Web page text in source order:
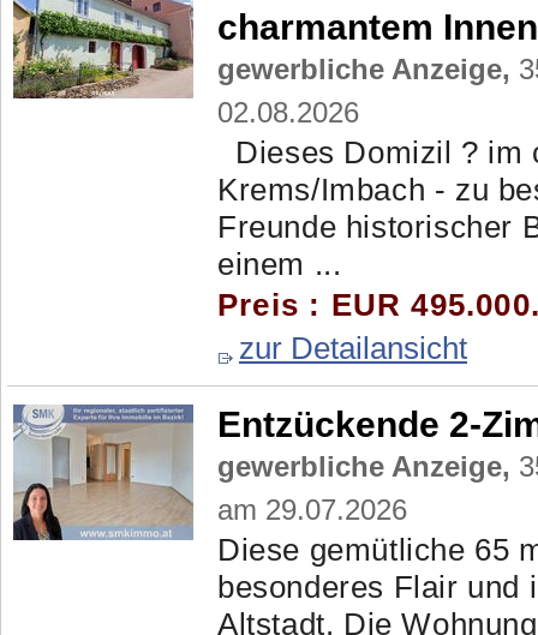
charmantem
gewerbliche Anzeige,
02.08.2026
Dieses Domizil ? im
Krems/Imbach - zu
Freunde historischer
einem ...
Preis : EUR
zur Detailansicht
Entzückende 2-
gewerbliche Anzeige,
am 29.07.2026
Diese gemütliche 65
besonderes Flair und
Altstadt. Die